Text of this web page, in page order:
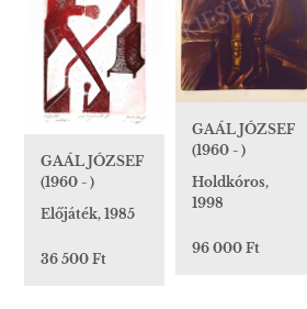
GAÁL JÓZSEF
(1960 - )
Előjáték, 1985
36 500 Ft
GAÁL JÓZSEF
(1960 - )
Holdkóros,
1998
96 000 Ft